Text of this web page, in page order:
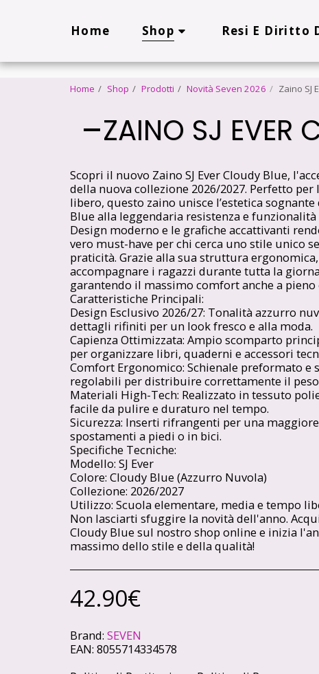
Home
Shop Resi E Diritto
Home Shop Prodotti Novità Seven 2026 Zaino SJ
ZAINO SJ EVER
Scopri il nuovo Zaino SJ Ever Cloudy Blue,
della nuova collezione 2026/2027. Perfetto
libero, questo zaino unisce l’estetica
Blue alla leggendaria resistenza e funzionalità
Design moderno e le grafiche accattivanti
vero must-have per chi cerca uno stile unico
praticità. Grazie alla sua struttura
accompagnare i ragazzi durante tutta la
garantendo il massimo comfort anche a pieno
Caratteristiche Principali:
Design Esclusivo 2026/27: Tonalità azzurro
dettagli rifiniti per un look fresco e alla moda.
Capienza Ottimizzata: Ampio scomparto
per organizzare libri, quaderni e accessori
Comfort Ergonomico: Schienale preformato e
regolabili per distribuire correttamente il
Materiali High-Tech: Realizzato in tessuto
facile da pulire e duraturo nel tempo.
Sicurezza: Inserti rifrangenti per una
spostamenti a piedi o in bici.
Specifiche Tecniche:
Modello: SJ Ever
Colore: Cloudy Blue (Azzurro Nuvola)
Collezione: 2026/2027
Utilizzo: Scuola elementare, media e tempo
Non lasciarti sfuggire la novità dell'anno.
Cloudy Blue sul nostro shop online e inizia
massimo dello stile e della qualità!
42.90€
Brand: SEVEN
EAN: 8055714334578